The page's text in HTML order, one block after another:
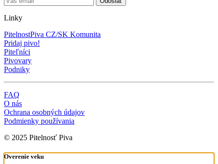
Linky
PitelnostPiva CZ/SK Komunita
Pridaj pivo!
Piteľníci
Pivovary
Podniky
FAQ
O nás
Ochrana osobných údajov
Podmienky používania
© 2025 Pitelnosť Piva
Overenie veku